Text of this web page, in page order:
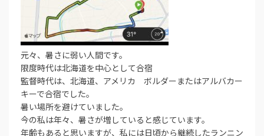
元々、暑さに弱い人間です。
限度時代は北海道を中心として合宿
監督時代は、北海道、アメリカ ボルダーまたはアルバカー
キーで合宿でした。
暑い場所を避けていました。
今の私は年々、暑さが増していると感じています。
年齢もあると思いますが、私には日頃から継続したランニン